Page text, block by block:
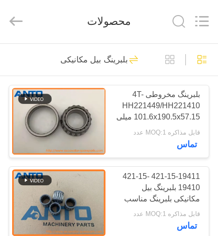
صفحه
اصلی
محصولات
درباره
کارخانه
کنترل
Machinery
Parts
قطعات یدکی بیل
5558
درایو نهایی حفار
468
محصولات
بلبرینگ بیل مکانیکی
بلبرینگ مخروطی 4T-
HH221449/HH221410
101.6x190.5x57.15 میلی
متر HH221449/10
قابل مذاکره MOQ:1 عدد
تماس
421-15-19411 421-15-
19410 بلبرینگ بیل
مکانیکی بلبرینگ مناسب
برای KOMATSU D61E
D61EX D61PX
قابل مذاکره MOQ:1 عدد
تماس